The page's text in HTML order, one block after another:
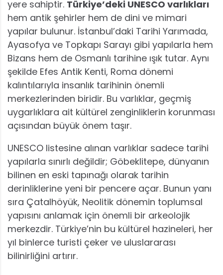
yere sahiptir. Türkiye’deki UNESCO varlıkları
hem antik şehirler hem de dini ve mimari
yapılar bulunur. İstanbul’daki Tarihi Yarımada,
Ayasofya ve Topkapı Sarayı gibi yapılarla hem
Bizans hem de Osmanlı tarihine ışık tutar. Aynı
şekilde Efes Antik Kenti, Roma dönemi
kalıntılarıyla insanlık tarihinin önemli
merkezlerinden biridir. Bu varlıklar, geçmiş
uygarlıklara ait kültürel zenginliklerin korunması
açısından büyük önem taşır.
UNESCO listesine alınan varlıklar sadece tarihi
yapılarla sınırlı değildir; Göbeklitepe, dünyanın
bilinen en eski tapınağı olarak tarihin
derinliklerine yeni bir pencere açar. Bunun yanı
sıra Çatalhöyük, Neolitik dönemin toplumsal
yapısını anlamak için önemli bir arkeolojik
merkezdir. Türkiye’nin bu kültürel hazineleri, her
yıl binlerce turisti çeker ve uluslararası
bilinirliğini artırır.